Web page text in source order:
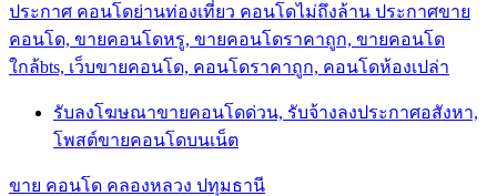
ประกาศ คอนโดย่านท่องเที่ยว คอนโดไม่ถึงล้าน ประกาศขาย
คอนโด, ขายคอนโดหรู, ขายคอนโดราคาถูก, ขายคอนโด
ใกล้bts, เว็บขายคอนโด, คอนโดราคาถูก, คอนโดห้องเปล่า
รับลงโฆษณาขายคอนโดด่วน, รับจ้างลงประกาศอสังหา,
โพสต์ขายคอนโดบนเน็ต
ขาย คอนโด คลองหลวง ปทุมธานี